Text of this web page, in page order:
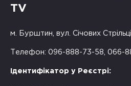
TV
м. Бурштин, вул. Січових
Телефон: 096-888-73-58, 066-
Ідентифікатор у Реєстрі: